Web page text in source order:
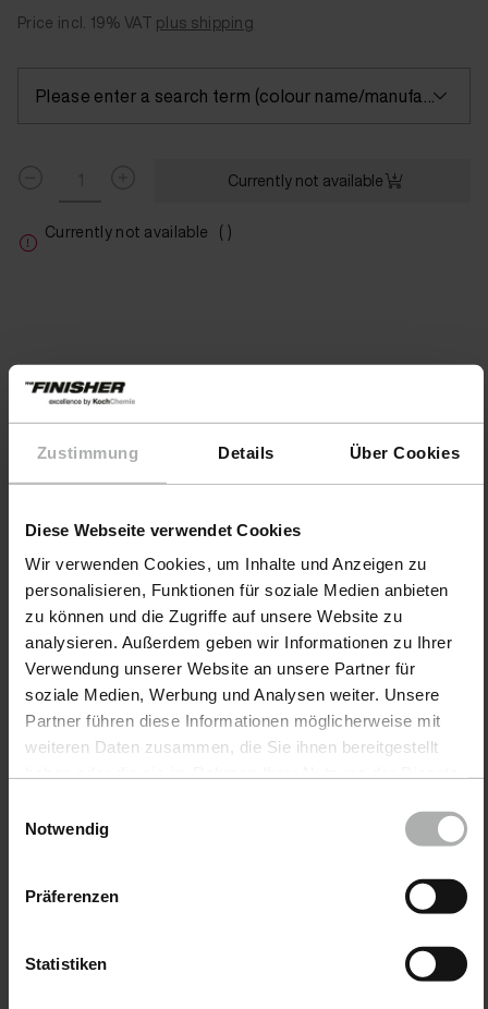
Zustimmung Details Über Cookies
Diese Webseite verwendet Cookies
Wir verwenden Cookies, um Inhalte und Anzeigen zu
personalisieren, Funktionen für soziale Medien anbieten
zu können und die Zugriffe auf unsere Website zu
analysieren. Außerdem geben wir Informationen zu Ihrer
Verwendung unserer Website an unsere Partner für
soziale Medien, Werbung und Analysen weiter. Unsere
Partner führen diese Informationen möglicherweise mit
weiteren Daten zusammen, die Sie ihnen bereitgestellt
Einstellungen zu den Cookies finden Sie unter
Notwendig
Präferenzen
Statistiken
Price incl. 19% VAT plus shipping
Please enter a search term (colour name/manufacturer) or select a colour
Fluid Leather La-Z-Boy Cat A Grey Cat-35/63 20 ml
Fluid Leather La-Z-Boy Cat A Black LZB714850 20 ml
Fluid Leather La-Z-Boy Cat A Ivory LZB714836 20 ml
Currently not available
Currently not available ( )
Products
CarCare
BoatCare
COLOURLOCK LeatherCare
Accessories
Send in colour samples